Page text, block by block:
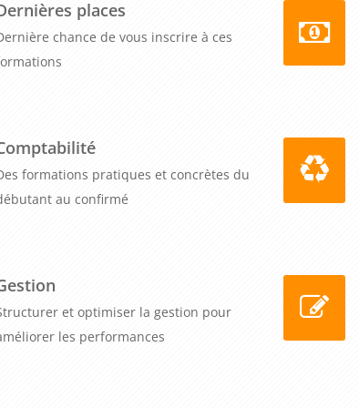
places
chance de vous inscrire à ces
formations pratiques et concrètes du
au confirmé
et optimiser la gestion pour
les performances